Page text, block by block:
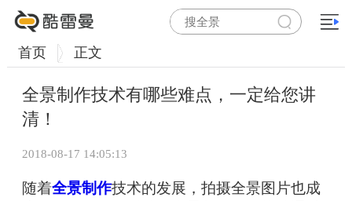
首页 正文
全景制作技术有哪些难点，一定给您讲
清！
2018-08-17 14:05:13
随着全景制作技术的发展，拍摄全景图片也成